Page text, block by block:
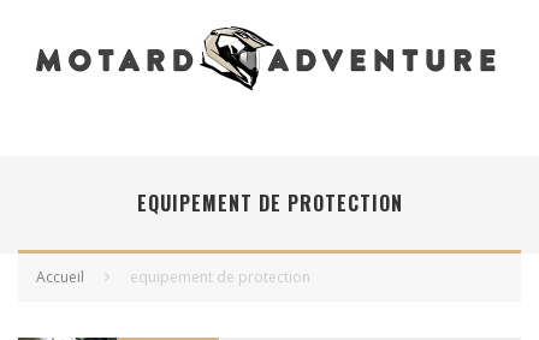
EQUIPEMENT DE PROTECTION
Accueil equipement de protection